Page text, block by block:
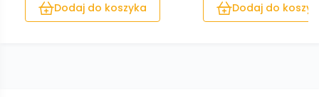
Dodaj do koszyka
Dodaj do